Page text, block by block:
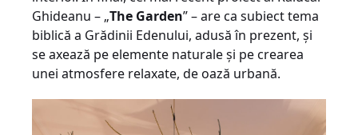
Ghideanu – „The Garden” – are ca subiect tema
biblică a Grădinii Edenului, adusă în prezent, şi
se axează pe elemente naturale şi pe crearea
unei atmosfere relaxate, de oază urbană.